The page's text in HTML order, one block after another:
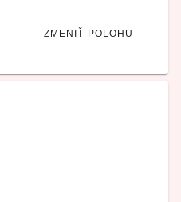
ZMENIŤ POLOHU